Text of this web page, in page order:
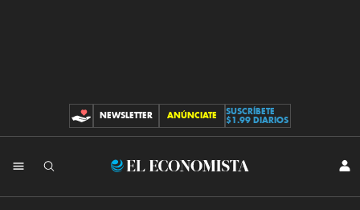
CONTRIBUCIONES
NEWSLETTER ANÚNCIATE
SUSCRÍBETE
$1.99 DIARIOS
El